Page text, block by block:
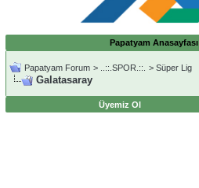
Papatyam Anasayfası
Papatyam Forum > ..::.SPOR.::. > Süper Lig
Galatasaray
Üyemiz Ol